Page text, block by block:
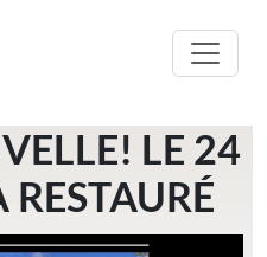
LE 24
RESTAURÉ